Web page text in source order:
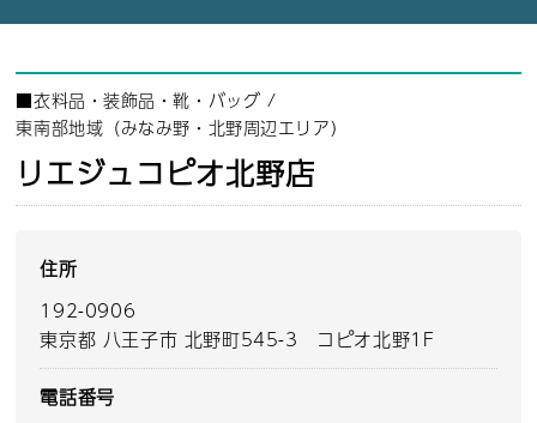
■衣料品・装飾品・靴・バッグ /
東南部地域（みなみ野・北野周辺エリア）
リエジュコピオ北野店
住所
192-0906
東京都 八王子市 北野町545-3 コピオ北野1F
電話番号